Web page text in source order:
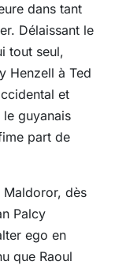
dans tant
Délaissant le
tout seul,
Henzell à Ted
et
guyanais
part de
Maldoror, dès
Palcy
ego en
que Raoul